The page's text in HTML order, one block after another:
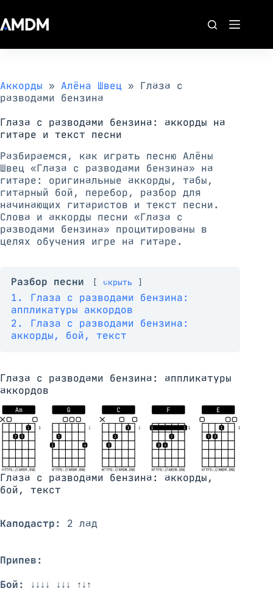
к
сути
Аккорды » Алёна Швец » Глаза с
разводами бензина
Глаза с разводами бензина: аккорды на
гитаре и текст песни
Разбираемся, как играть песню Алёны
Швец «Глаза с разводами бензина» на
гитаре: оригинальные аккорды, табы,
гитарный бой, перебор, разбор для
начинающих гитаристов и текст песни.
Слова и аккорды песни «Глаза с
разводами бензина» процитированы в
целях обучения игре на гитаре.
Разбор песни скрыть
1.
Глаза с разводами бензина:
аппликатуры аккордов
2.
Глаза с разводами бензина:
аккорды, бой, текст
Глаза с разводами бензина: аппликатуры
аккордов
Глаза с разводами бензина: аккорды,
бой, текст
Каподастр: 2 лад
Припев:
Бой:
↓↓↓↓ ↓↓↓ ↑↓↑